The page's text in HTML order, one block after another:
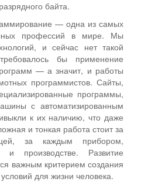
байта.
— одна из самых
профессий в мире. Мы
и сейчас нет такой
бы применение
— а значит, и работы
программистов. Сайты,
программы,
с автоматизированным
к их наличию, что даже
и тонкая работа стоит за
за каждым прибором,
производстве. Развитие
важным критерием создания
для жизни человека.